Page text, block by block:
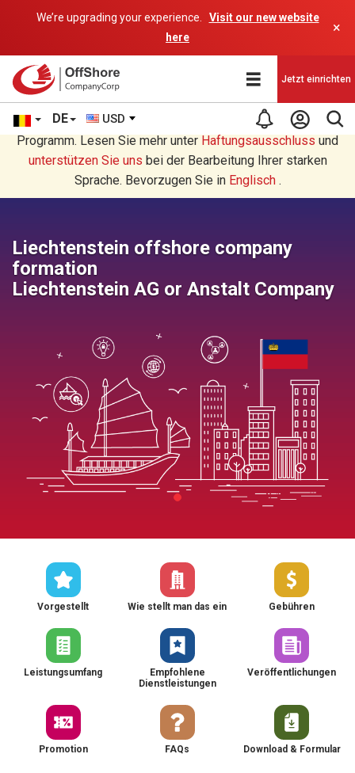
We’re upgrading your experience.
Visit our new website
here
×
DE USD
Jetzt einrichten
Sie lesen eine Deutsche Übersetzung durch ein AI-
Programm. Lesen Sie mehr unter Haftungsausschluss und
unterstützen Sie uns bei der Bearbeitung Ihrer starken
Sprache. Bevorzugen Sie in Englisch.
Liechtenstein offshore company
formation
Liechtenstein AG or Anstalt Company
Vorgestellt Wie stellt man das ein Gebühren
Leistungsumfang
Empfohlene
Dienstleistungen
Veröffentlichungen
Promotion FAQs Download & Formular